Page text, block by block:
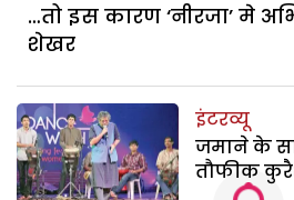
…तो इस कारण ‘नीरजा’ मे
शेखर
इंटरव्यू
जमाने के
तौफीक